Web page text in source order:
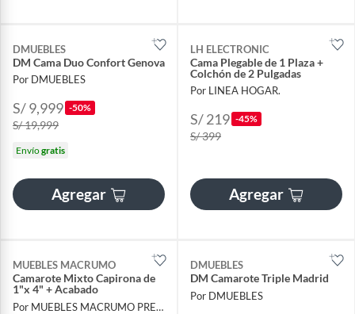
DMUEBLES
DM Cama Duo Confort Genova
Por DMUEBLES
S/ 9,999 -50%
S/ 19,999
Envíogratis
Agregar
LH ELECTRONIC
Cama Plegable de 1 Plaza +
Colchón de 2 Pulgadas
Por LINEA HOGAR.
S/ 219 -45%
S/ 399
Agregar
MUEBLES MACRUMO
Camarote Mixto Capirona de
1"x 4" + Acabado
Por MUEBLES MACRUMO PREMIUN
DMUEBLES
DM Camarote Triple Madrid
Por DMUEBLES